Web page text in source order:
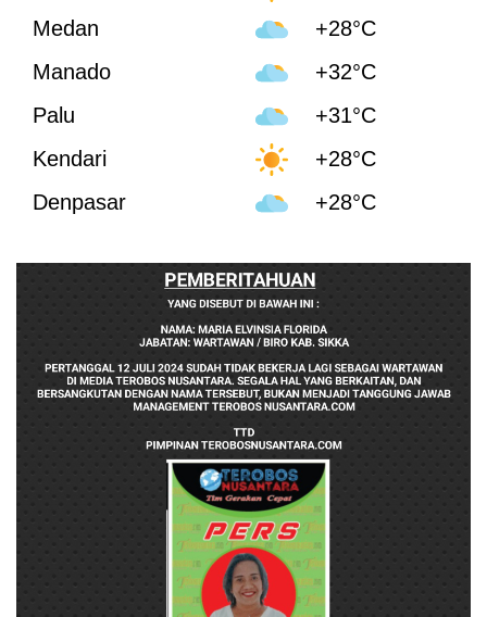
Medan
+28°C
Manado
+32°C
Palu
+31°C
Kendari
+28°C
Denpasar
+28°C